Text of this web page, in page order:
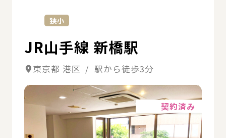
狭小
JR山手線 新橋駅
東京都 港区 / 駅から徒歩3分
契約済み